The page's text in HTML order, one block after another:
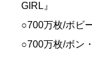
GIRL』
○700万枚/ボビ
○700万枚/ボン